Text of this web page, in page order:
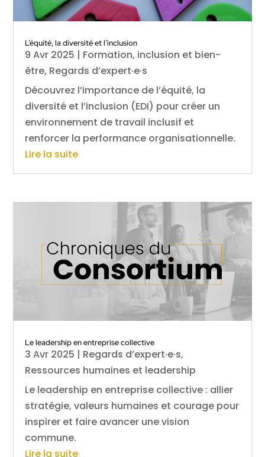
L’équité, la diversité et l’inclusion
9 Avr 2025 | Formation, inclusion et bien-
être, Regards d’expert·e·s
Découvrez l’importance de l’équité, la
diversité et l’inclusion (EDI) pour créer un
environnement de travail inclusif et
renforcer la performance organisationnelle.
Lire la suite
Le leadership en entreprise collective
3 Avr 2025 | Regards d’expert·e·s,
Ressources humaines et leadership
Le leadership en entreprise collective : allier
stratégie, valeurs humaines et courage pour
inspirer et faire avancer une vision
commune.
Lire la suite